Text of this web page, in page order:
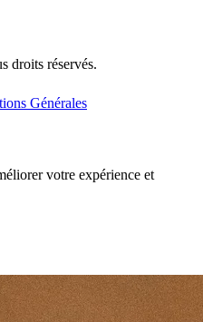
droits réservés.
Générales
votre expérience et